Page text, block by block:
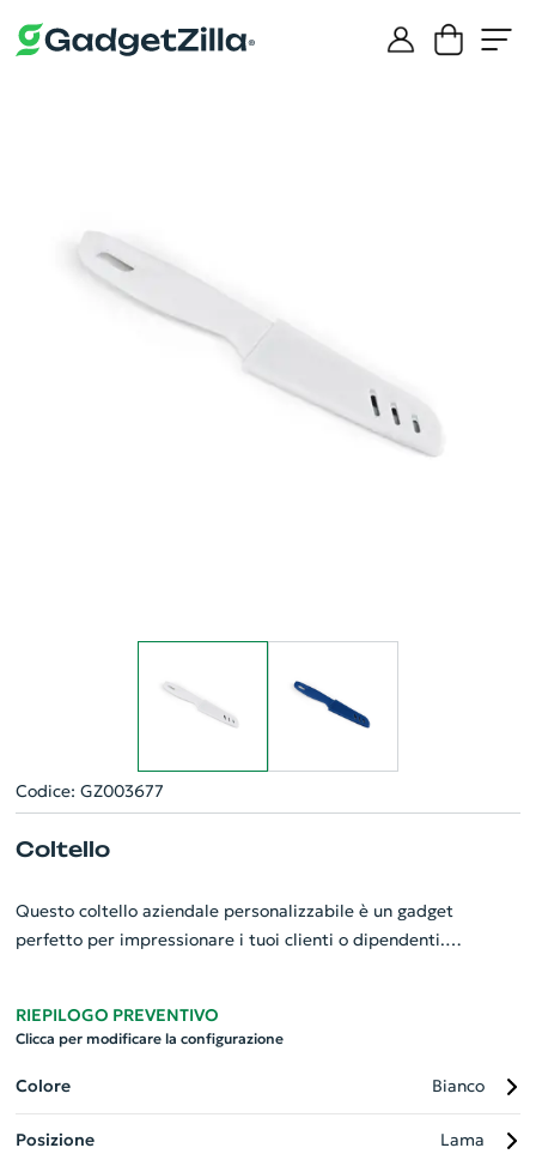
Codice: GZ003677
Coltello
Questo coltello aziendale personalizzabile è un gadget
perfetto per impressionare i tuoi clienti o dipendenti.
205x31x13 mm, principalmente per un utilizzo comodo e
sicurezza durante il trasporto o la conservazione. Elegante e
utile, crea un regalo aziendale perfetto che riflette la tua
attenzione al dettaglio e alla qualità.
RIEPILOGO PREVENTIVO
Clicca per modificare la configurazione
Colore Bianco
Posizione Lama